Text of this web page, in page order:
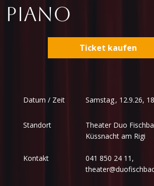
Piano
Ticket kaufen
Datum / Zeit Samstag, 12.9.26,
Standort
Theater Duo
Küssnacht am Rigi
Kontakt
041 850 24 11,